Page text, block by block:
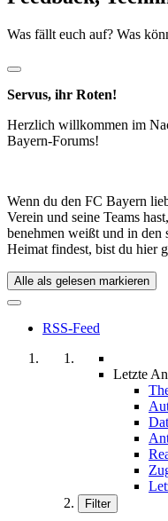
Was fällt euch auf? Was
Servus, ihr Roten!
Herzlich willkommen im
Bayern-Forums!
Wenn du den FC Bayern
Verein und seine Teams
benehmen weißt und in
Heimat findest, bist du hier
Alle als gelesen markieren
RSS-Feed
Letzte
Filter